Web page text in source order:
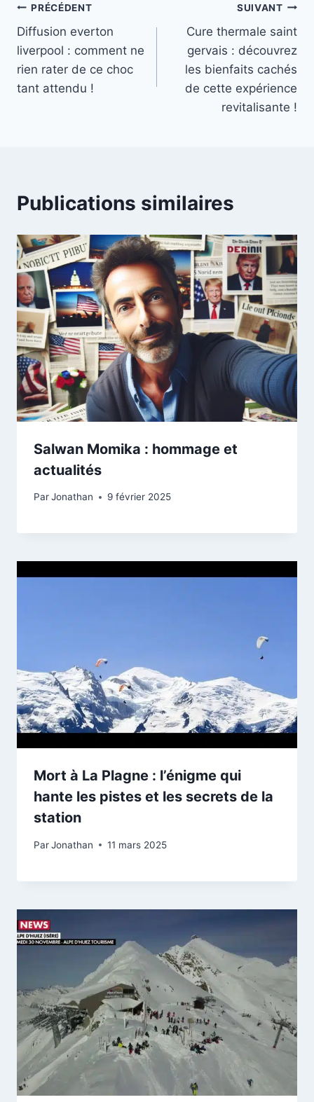
Navigation
de
l’article
PRÉCÉDENT
Diffusion everton
liverpool : comment ne
rien rater de ce choc
tant attendu !
SUIVANT
Cure thermale saint
gervais : découvrez
les bienfaits cachés
de cette expérience
revitalisante !
Publications similaires
Salwan Momika : hommage et
actualités
ParJonathan 9 février 2025
Mort à La Plagne : l’énigme qui
hante les pistes et les secrets de la
station
ParJonathan 11 mars 2025